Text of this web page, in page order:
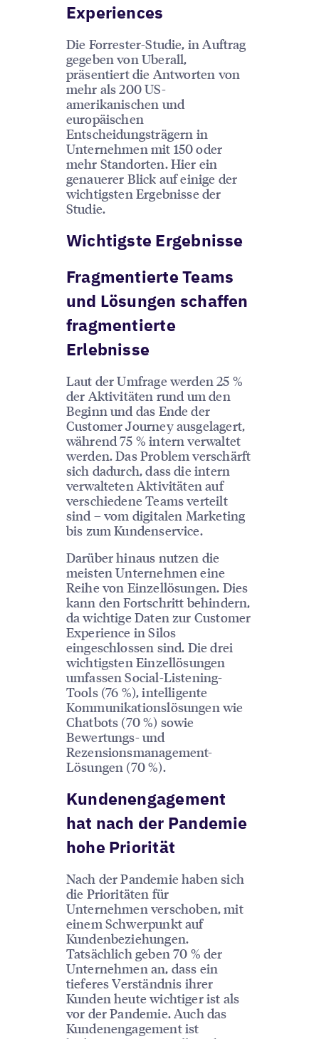
Experiences
Die Forrester-Studie, in Auftrag
gegeben von Uberall,
präsentiert die Antworten von
mehr als 200 US-
amerikanischen und
europäischen
Entscheidungsträgern in
Unternehmen mit 150 oder
mehr Standorten. Hier ein
genauerer Blick auf einige der
wichtigsten Ergebnisse der
Studie.
Wichtigste Ergebnisse
Fragmentierte Teams
und Lösungen schaffen
fragmentierte
Erlebnisse
Laut der Umfrage werden 25 %
der Aktivitäten rund um den
Beginn und das Ende der
Customer Journey ausgelagert,
während 75 % intern verwaltet
werden. Das Problem verschärft
sich dadurch, dass die intern
verwalteten Aktivitäten auf
verschiedene Teams verteilt
sind – vom digitalen Marketing
bis zum Kundenservice.
Darüber hinaus nutzen die
meisten Unternehmen eine
Reihe von Einzellösungen. Dies
kann den Fortschritt behindern,
da wichtige Daten zur Customer
Experience in Silos
eingeschlossen sind. Die drei
wichtigsten Einzellösungen
umfassen Social-Listening-
Tools (76 %), intelligente
Kommunikationslösungen wie
Chatbots (70 %) sowie
Bewertungs- und
Rezensionsmanagement-
Lösungen (70 %).
Kundenengagement
hat nach der Pandemie
hohe Priorität
Nach der Pandemie haben sich
die Prioritäten für
Unternehmen verschoben, mit
einem Schwerpunkt auf
Kundenbeziehungen.
Tatsächlich geben 70 % der
Unternehmen an, dass ein
tieferes Verständnis ihrer
Kunden heute wichtiger ist als
vor der Pandemie. Auch das
Kundenengagement ist